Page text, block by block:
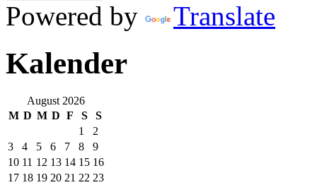
Powered by Translate
Kalender
August 2026
M D M D F S
S
1
2
3
4 5 6 7 8
9
10 11 12 13 14 15 16
17 18 19 20 21 22 23